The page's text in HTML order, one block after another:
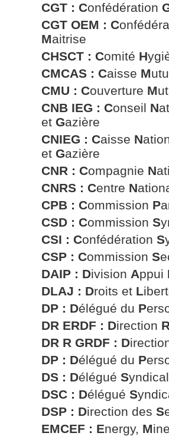
CGT : Confédération
CGT OEM : C
Maitrise
CHSCT : Comité H
CMCAS : Caisse M
CMU : Couverture M
CNB IEG : Conseil N
et Gazière
CNIEG : Caisse N
et Gazière
CNR : Compagnie N
CNRS : Centre N
CPB : Commission P
CSD : Commission S
CSI : Confédération S
CSP : Commission S
DAIP : Division Appui
DLAJ : Droits et L
DP : Délégué du P
DR ERDF : Direction R
DR R GRDF : D
DP : Délégué du P
DS : Délégué Syndical
DSC : Délégué S
DSP : Direction des S
EMCEF : Energy, M